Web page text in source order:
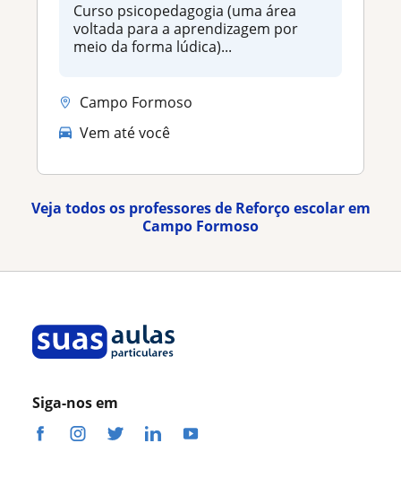
Curso psicopedagogia (uma área
voltada para a aprendizagem por
meio da forma lúdica)...
Campo Formoso
Vem até você
Veja todos os professores de Reforço escolar em
Campo Formoso
Siga-nos em